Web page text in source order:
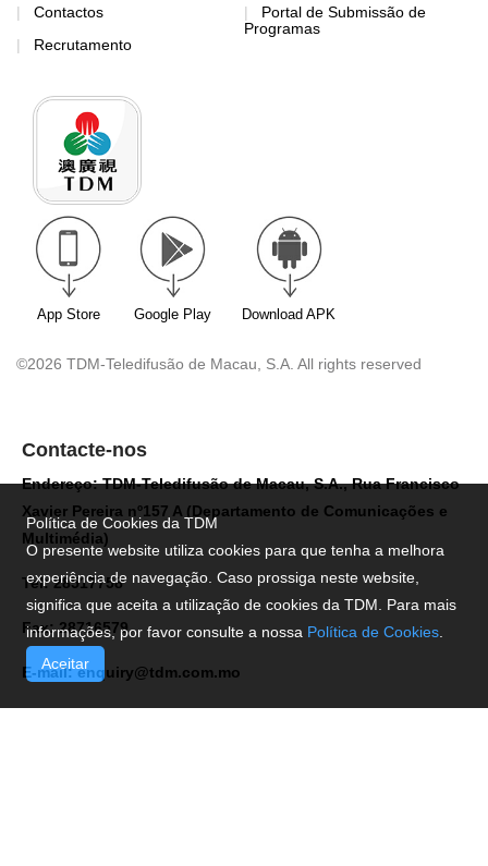
Contactos
Recrutamento
Portal de Submissão de
Programas
App Store Google Play Download APK
©2026 TDM-Teledifusão de Macau, S.A. All rights reserved
Contacte-nos
Endereço: TDM-Teledifusão de Macau, S.A., Rua Francisco
Xavier Pereira nº157 A (Departamento de Comunicações e
Multimédia)
Tel: 28517758
Fax: 28716579
E-mail:enquiry@tdm.com.mo
Política de Cookies da TDM
O presente website utiliza cookies para que tenha a melhora
experiência de navegação. Caso prossiga neste website,
significa que aceita a utilização de cookies da TDM. Para mais
informações, por favor consulte a nossa Política de Cookies
Aceitar